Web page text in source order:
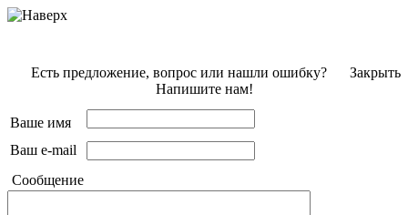
Закрыть
Есть предложение, вопрос или нашли ошибку?
Напишите нам!
Ваше имя
Ваш e-mail
Сообщение